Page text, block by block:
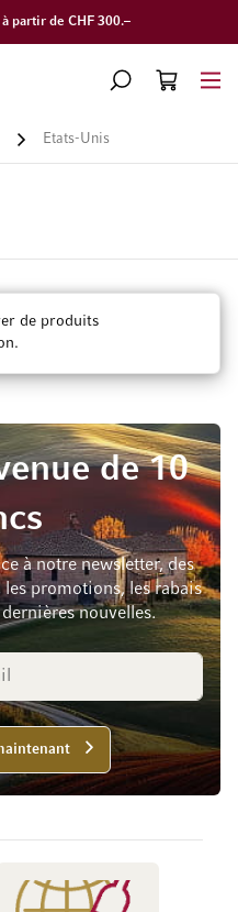
partir de CHF 300.–
CHERCHERPANIER
Etats-Unis
de produits
de 10
à notre newsletter, des
promotions, les rabais
nouvelles.